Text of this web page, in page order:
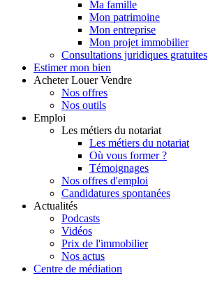
Ma famille
Mon patrimoine
Mon entreprise
Mon projet immobilier
Consultations juridiques gratuites
Estimer mon bien
Acheter Louer Vendre
Nos offres
Nos outils
Emploi
Les métiers du notariat
Les métiers du notariat
Où vous former ?
Témoignages
Nos offres d'emploi
Candidatures spontanées
Actualités
Podcasts
Vidéos
Prix de l'immobilier
Nos actus
Centre de médiation